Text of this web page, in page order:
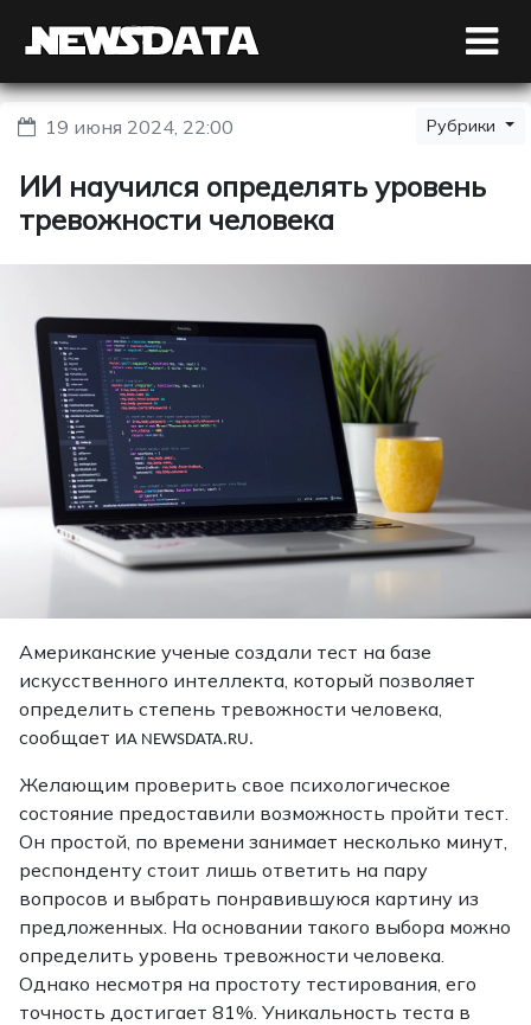
19 июня 2024, 22:00 Рубрики
ИИ научился определять уровень
тревожности человека
Американские ученые создали тест на базе
искусственного интеллекта, который позволяет
определить степень тревожности человека,
сообщает ИА NEWSDATA.RU.
Желающим проверить свое психологическое
состояние предоставили возможность пройти тест.
Он простой, по времени занимает несколько минут,
респонденту стоит лишь ответить на пару
вопросов и выбрать понравившуюся картину из
предложенных. На основании такого выбора можно
определить уровень тревожности человека.
Однако несмотря на простоту тестирования, его
точность достигает 81%. Уникальность теста в